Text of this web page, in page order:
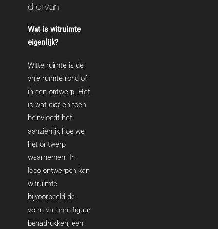
d ervan.
Wat is witruimte
eigenlijk?
Witte ruimte is de
vrije ruimte rond of
in een ontwerp. Het
is wat niet en toch
beïnvloedt het
aanzienlijk hoe we
het ontwerp
waarnemen. In
logo-ontwerpen kan
witruimte
bijvoorbeeld de
vorm van een figuur
benadrukken, een